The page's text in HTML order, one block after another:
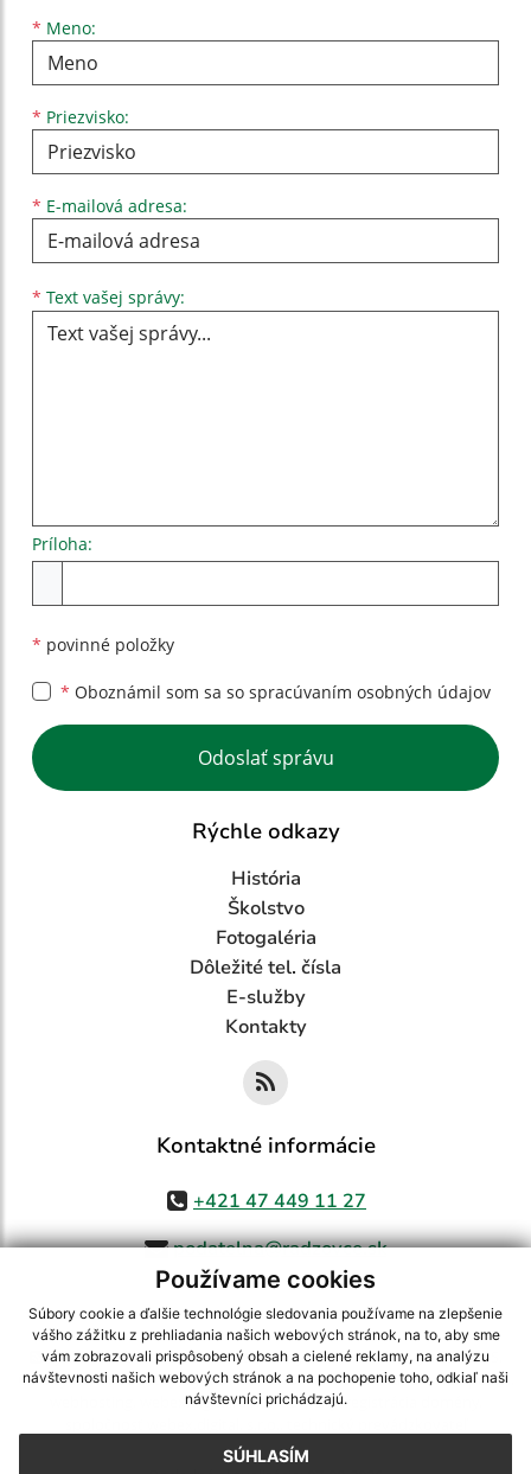
Používame cookies
Súbory cookie a ďalšie technológie sledovania používame na zlepšenie
vášho zážitku z prehliadania našich webových stránok, na to, aby sme
vám zobrazovali prispôsobený obsah a cielené reklamy, na analýzu
návštevnosti našich webových stránok a na pochopenie toho, odkiaľ naši
návštevníci prichádzajú.
SÚHLASÍM
* Meno:
Meno
* Priezvisko:
Priezvisko
* E-mailová adresa:
E-mailová adresa
* Text vašej správy:
Príloha:
* povinné položky
* Oboznámil som sa so spracúvaním osobných údajov
Google reCaptcha Response
Odoslať správu
Rýchle odkazy
História
Školstvo
Fotogaléria
Dôležité tel. čísla
E-služby
Kontakty
Kontaktné informácie
+421 47 449 11 27
podatelna@radzovce.sk
využite možnosť získavania aktuálnych informácií s využitím RSS
CMS systém (redakčný) systém ECHELON 2,Mapa stránok,web portál
webex.digital, s.r.o.,domény,registrácia domény